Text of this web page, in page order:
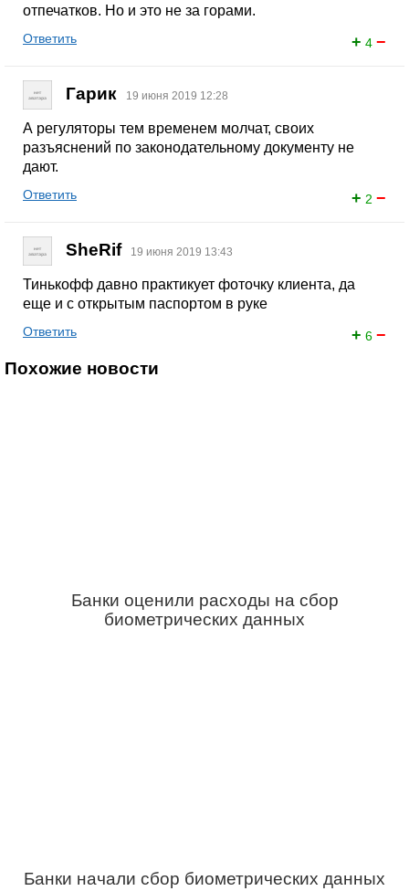
отпечатков. Но и это не за горами.
+ 4 −
Ответить
Гарик 19 июня 2019 12:28
А регуляторы тем временем молчат, своих
разъяснений по законодательному документу не
дают.
+ 2 −
Ответить
SheRif 19 июня 2019 13:43
Тинькофф давно практикует фоточку клиента, да
еще и с открытым паспортом в руке
+ 6 −
Ответить
Похожие новости
Банки оценили расходы на сбор
биометрических данных
Банки начали сбор биометрических данных